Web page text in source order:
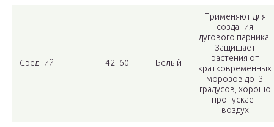
Средний 42–60 Белый
Применяют для
создания
дугового парника.
Защищает
растения от
кратковременных
морозов до -3
градусов, хорошо
пропускает
воздух